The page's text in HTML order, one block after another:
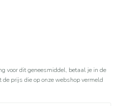
voor dit geneesmiddel, betaal je in de
prijs die op onze webshop vermeld